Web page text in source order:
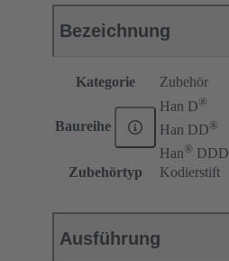
Bezeichnung
Kategorie Zubehör
Baureihe
Han D®
Han DD®
Han® DDD
Zubehörtyp
Kodierstift
Ausführung